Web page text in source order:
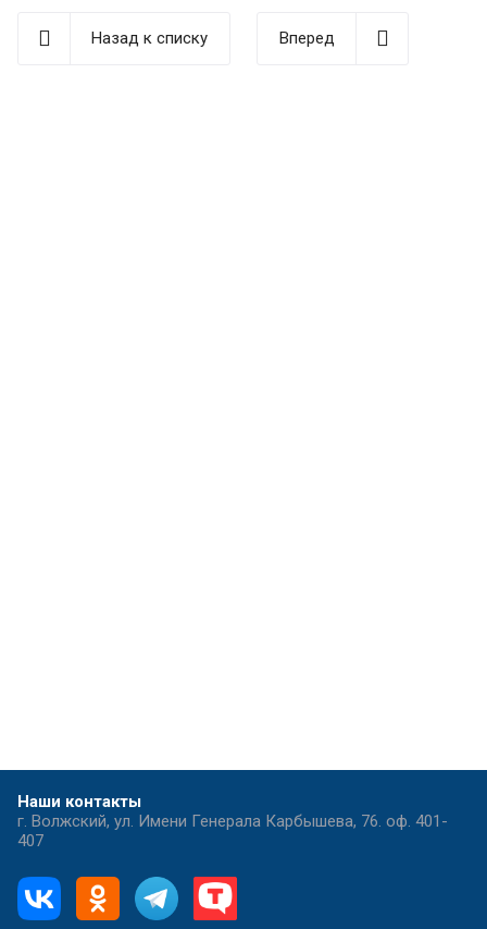
Назад к списку Вперед
Наши контакты
г. Волжский, ул. Имени Генерала Карбышева, 76. оф. 401-
407